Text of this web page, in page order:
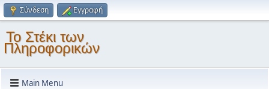
Σύνδεση Εγγραφή
Το Στέκι των
Πληροφορικών
Main Menu